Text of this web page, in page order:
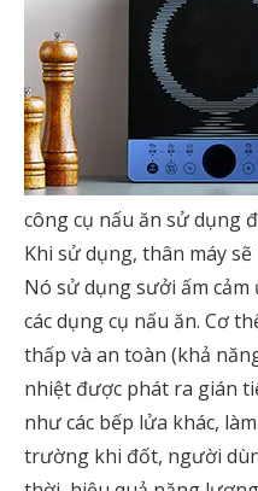
công cụ nấu ăn sử dụng
Khi sử dụng, thân máy
Nó sử dụng sưởi ấm
các dụng cụ nấu ăn. Cơ
thấp và an toàn (khả
nhiệt được phát ra gián
như các bếp lửa khác,
trường khi đốt, người